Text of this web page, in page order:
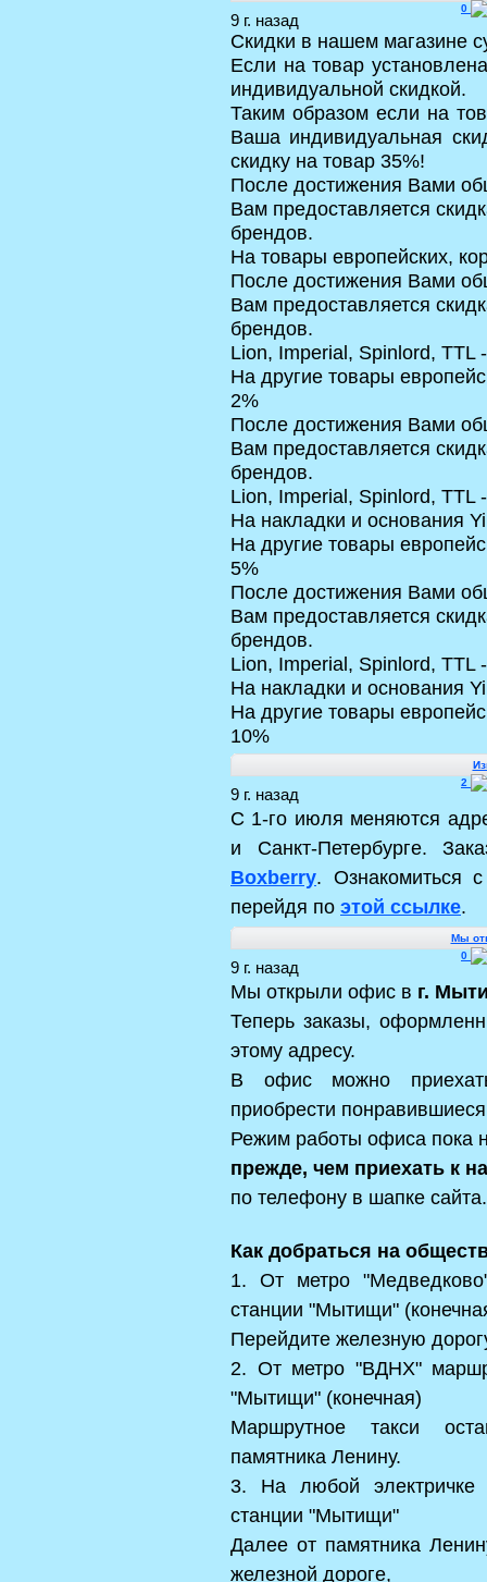
0
9 г. назад
Скидки в нашем магазине
Если на товар
индивидуальной скидкой.
Таким образом если на
Ваша индивидуальная
скидку на товар 35%!
После достижения Вами
Вам предоставляется
брендов.
На товары европейских,
После достижения Вами
Вам предоставляется
брендов.
Lion, Imperial, Spinlord, TTL
На другие товары
2%
После достижения Вами
Вам предоставляется
брендов.
Lion, Imperial, Spinlord, TTL
На накладки и основания
На другие товары
5%
После достижения Вами
Вам предоставляется
брендов.
Lion, Imperial, Spinlord, TTL
На накладки и основания
На другие товары
10%
2
9 г. назад
С 1-го июля меняются
и Санкт-Петербурге.
Boxberry. Ознакомиться
перейдя по этой ссылке.
Мы
0
9 г. назад
Мы открыли офис в г.
Теперь заказы,
этому адресу.
В офис можно
приобрести
Режим работы офиса пока
прежде, чем приехать к
по телефону в шапке сайта.
Как добраться на
1. От метро
станции "Мытищи"
Перейдите железную
2. От метро "ВДНХ"
"Мытищи" (конечная)
Маршрутное такси
памятника Ленину.
3. На любой электричке
станции "Мытищи"
Далее от памятника
железной дороге,